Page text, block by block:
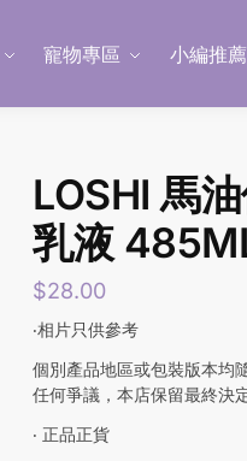
寵物專區 小編推薦
LOSHI 馬
乳液
$28.00
‧相片只供參考
個別產品地區或包裝版本均
任何爭議，本店保留最終決定
‧ 正品正貨